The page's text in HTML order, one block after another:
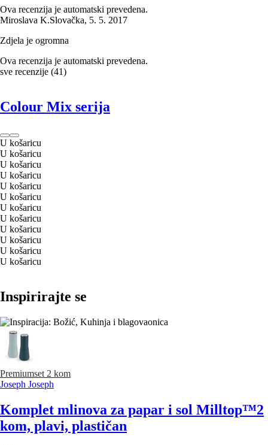
Ova recenzija je automatski prevedena.
Miroslava K.Slovačka, 5. 5. 2017
Zdjela je ogromna
Ova recenzija je automatski prevedena.
sve recenzije (41)
Colour Mix serija
U košaricu
U košaricu
U košaricu
U košaricu
U košaricu
U košaricu
U košaricu
U košaricu
U košaricu
U košaricu
U košaricu
U košaricu
Inspirirajte se
Premiumset 2 kom
Joseph Joseph
Komplet mlinova za papar i sol Milltop™2
kom, plavi, plastičan